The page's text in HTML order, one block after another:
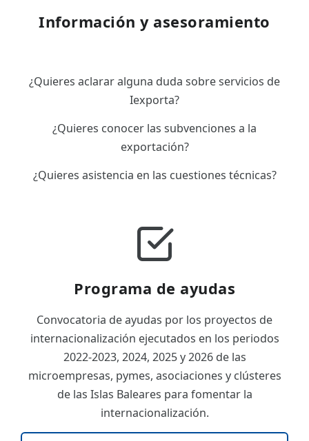
Información y asesoramiento
¿Quieres aclarar alguna duda sobre servicios de
Iexporta?
¿Quieres conocer las subvenciones a la
exportación?
¿Quieres asistencia en las cuestiones técnicas?
Programa de ayudas
Convocatoria de ayudas por los proyectos de
internacionalización ejecutados en los periodos
2022-2023, 2024, 2025 y 2026 de las
microempresas, pymes, asociaciones y clústeres
de las Islas Baleares para fomentar la
internacionalización.